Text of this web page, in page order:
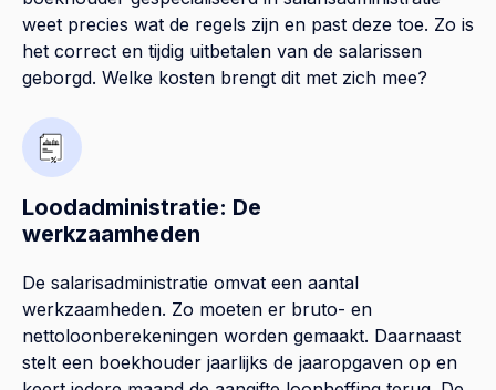
weet precies wat de regels zijn en past deze toe. Zo is
het correct en tijdig uitbetalen van de salarissen
geborgd. Welke kosten brengt dit met zich mee?
Loodadministratie: De
werkzaamheden
De salarisadministratie omvat een aantal
werkzaamheden. Zo moeten er bruto- en
nettoloonberekeningen worden gemaakt. Daarnaast
stelt een boekhouder jaarlijks de jaaropgaven op en